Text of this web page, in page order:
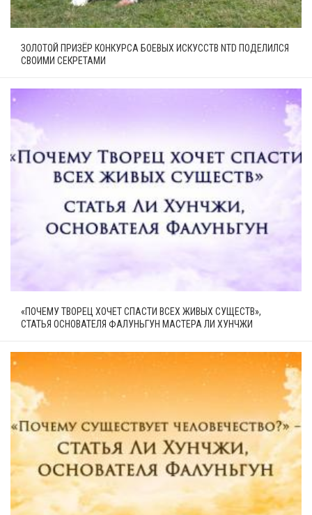
ЗОЛОТОЙ ПРИЗЁР КОНКУРСА БОЕВЫХ ИСКУССТВ NTD ПОДЕЛИЛСЯ
СВОИМИ СЕКРЕТАМИ
«ПОЧЕМУ ТВОРЕЦ ХОЧЕТ СПАСТИ ВСЕХ ЖИВЫХ СУЩЕСТВ»,
СТАТЬЯ ОСНОВАТЕЛЯ ФАЛУНЬГУН МАСТЕРА ЛИ ХУНЧЖИ